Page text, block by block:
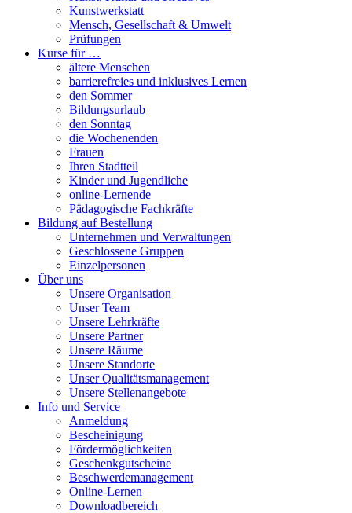
Kunstwerkstatt
Mensch, Gesellschaft & Umwelt
Prüfungen
Kurse für …
ältere Menschen
barrierefreies und inklusives Lernen
den Sommer
Bildungsurlaub
den Sonntag
die Wochenenden
Frauen
Ihren Stadtteil
Kinder und Jugendliche
online-Lernende
Pädagogische Fachkräfte
Bildung auf Bestellung
Unternehmen und Verwaltungen
Geschlossene Gruppen
Einzelpersonen
Über uns
Unsere Organisation
Unser Team
Unsere Lehrkräfte
Unsere Partner
Unsere Räume
Unsere Standorte
Unser Qualitätsmanagement
Unsere Stellenangebote
Info und Service
Anmeldung
Bescheinigung
Fördermöglichkeiten
Geschenkgutscheine
Beschwerdemanagement
Online-Lernen
Downloadbereich